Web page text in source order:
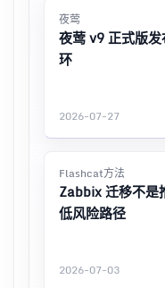
夜莺
夜莺 v9 正式版
环
2026-07-27
Flashcat方法
Zabbix 迁移不是
低风险路径
2026-07-03